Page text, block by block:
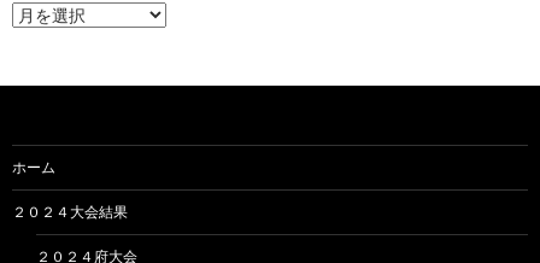
ア
ー
ホーム
２０２４大会結果
２０２４府大会